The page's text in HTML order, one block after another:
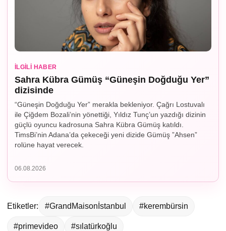
İLGILI HABER
Sahra Kübra Gümüş “Güneşin Doğduğu Yer”
dizisinde
“Güneşin Doğduğu Yer” merakla bekleniyor. Çağrı Lostuvalı
ile Çiğdem Bozali’nin yönettiği, Yıldız Tunç’un yazdığı dizinin
güçlü oyuncu kadrosuna Sahra Kübra Gümüş katıldı.
TimsBi’nin Adana’da çekeceği yeni dizide Gümüş ”Ahsen”
rolüne hayat verecek.
06.08.2026
Etiketler: #GrandMaisonİstanbul #kerembürsin
#primevideo #sılatürkoğlu